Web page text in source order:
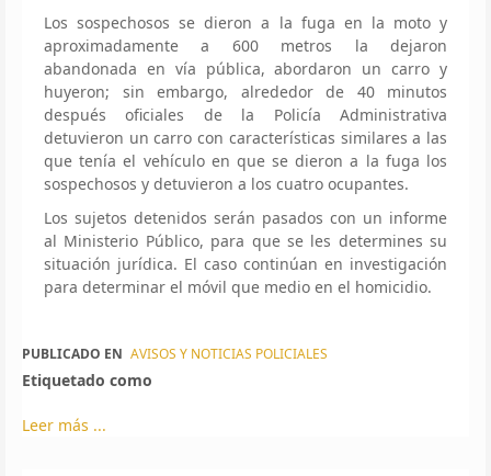
Los sospechosos se dieron a la fuga en la moto y
aproximadamente a 600 metros la dejaron
abandonada en vía pública, abordaron un carro y
huyeron; sin embargo, alrededor de 40 minutos
después oficiales de la Policía Administrativa
detuvieron un carro con características similares a las
que tenía el vehículo en que se dieron a la fuga los
sospechosos y detuvieron a los cuatro ocupantes.
Los sujetos detenidos serán pasados con un informe
al Ministerio Público, para que se les determines su
situación jurídica. El caso continúan en investigación
para determinar el móvil que medio en el homicidio.
PUBLICADO EN AVISOS Y NOTICIAS POLICIALES
Etiquetado como
Leer más ...